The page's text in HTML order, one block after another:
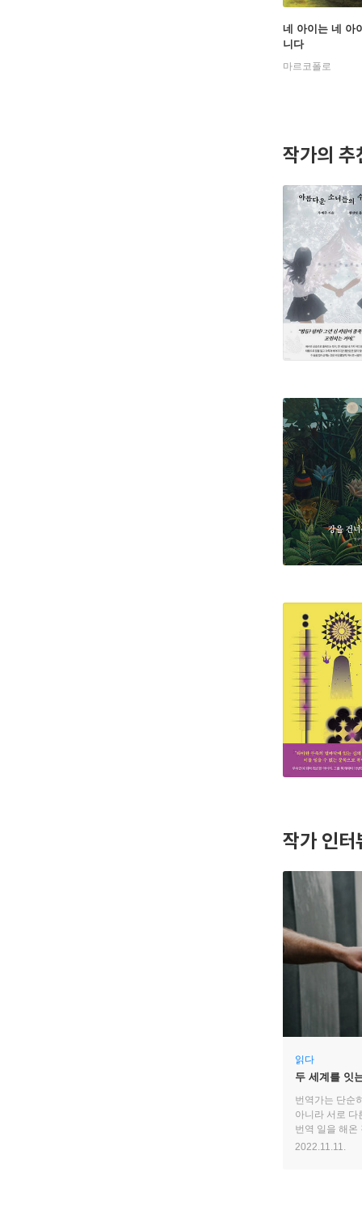
네 아이는 네 아
니다
마르코폴로
작가의 추
작가 인터
읽다
두 세계를 잇
번역가는 단순
아니라 서로 다
번역 일을 해온
알고 있다. 그
2022.11.11.